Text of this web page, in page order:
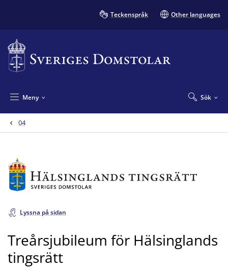
Teckenspråk Other languages
Sök
Meny
04
Lyssna på sidan
Treårsjubileum för Hälsinglands
tingsrätt